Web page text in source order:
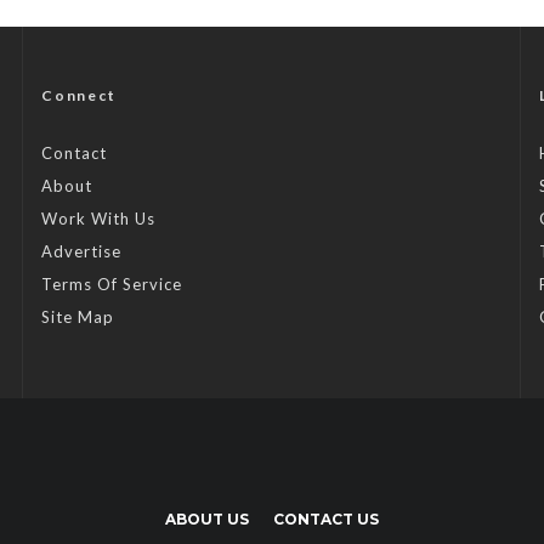
Connect
Contact
About
Work With Us
Advertise
Terms Of Service
Site Map
ABOUT US CONTACT US